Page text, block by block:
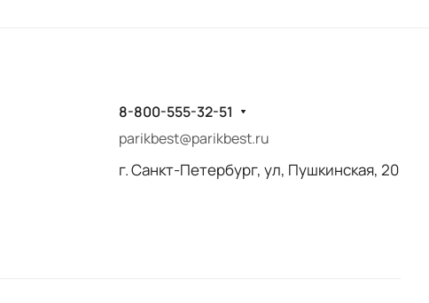
8-800-555-32-51
parikbest@parikbest.ru
г. Санкт-Петербург, ул, Пушкинская, 20